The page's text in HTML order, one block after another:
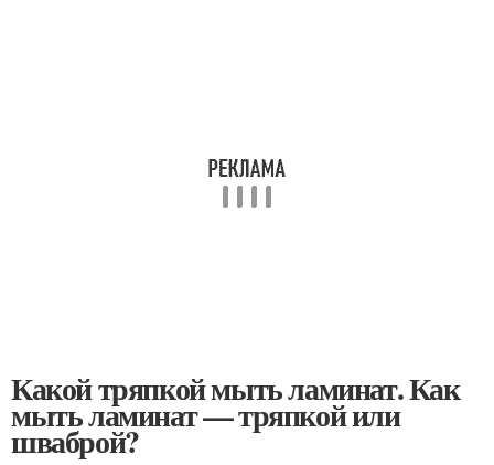
Какой тряпкой мыть ламинат. Как
мыть ламинат — тряпкой или
шваброй?